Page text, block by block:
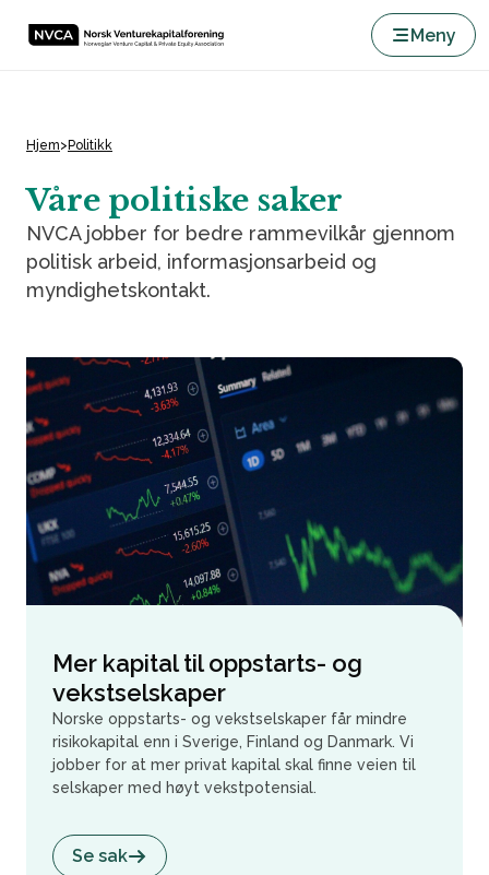
Meny
Hjem> Politikk
Våre politiske saker
NVCA jobber for bedre rammevilkår gjennom
politisk arbeid, informasjonsarbeid og
myndighetskontakt.
Mer kapital til oppstarts- og
vekstselskaper
Norske oppstarts- og vekstselskaper får mindre
risikokapital enn i Sverige, Finland og Danmark. Vi
jobber for at mer privat kapital skal finne veien til
selskaper med høyt vekstpotensial.
Se sak